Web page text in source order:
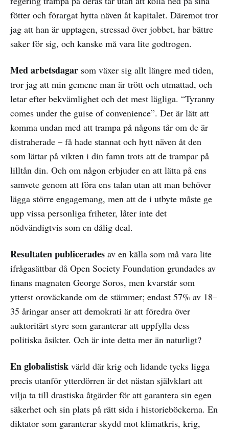
fötter och förargat hytta näven åt kapitalet. Däremot tror
jag att han är upptagen, stressad över jobbet, har bättre
saker för sig, och kanske må vara lite godtrogen.
Med arbetsdagar som växer sig allt längre med tiden,
tror jag att min gemene man är trött och utmattad, och
letar efter bekvämlighet och det mest lägliga. “Tyranny
comes under the guise of convenience”. Det är lätt att
komma undan med att trampa på någons tår om de är
distraherade – få hade stannat och hytt näven åt den
som lättar på vikten i din famn trots att de trampar på
lilltån din. Och om någon erbjuder en att lätta på ens
samvete genom att föra ens talan utan att man behöver
lägga större engagemang, men att de i utbyte måste ge
upp vissa personliga friheter, låter inte det
nödvändigtvis som en dålig deal.
Resultaten publicerades av en källa som må vara lite
ifrågasättbar då Open Society Foundation grundades av
finans magnaten George Soros, men kvarstår som
ytterst oroväckande om de stämmer; endast 57% av 18–
35 åringar anser att demokrati är att föredra över
auktoritärt styre som garanterar att uppfylla dess
politiska åsikter. Och är inte detta mer än naturligt?
En globalistisk värld där krig och lidande tycks ligga
precis utanför ytterdörren är det nästan självklart att
vilja ta till drastiska åtgärder för att garantera sin egen
säkerhet och sin plats på rätt sida i historieböckerna. En
diktator som garanterar skydd mot klimatkris, krig,